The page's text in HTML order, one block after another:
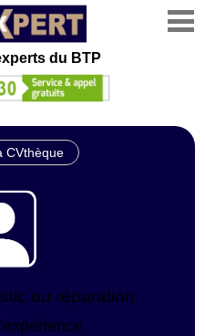
du BTP
CVthèque
ou réparation